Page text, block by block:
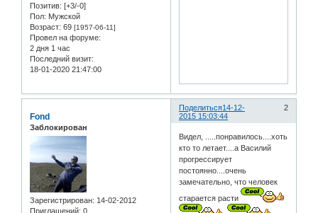
Позитив: [+3/-0]
Пол: Мужской
Возраст: 69 [1957-06-11]
Провел на форуме:
2 дня 1 час
Последний визит:
18-01-2020 21:47:00
Поделиться 2
14-12-
2015 15:03:44
Fond
Заблокирован
Зарегистрирован: 14-02-2012
Приглашений: 0
Видел, .....понравилось....хоть
кто то летает....а Василий
прогрессирует
постоянно....очень
замечательно, что человек
старается расти